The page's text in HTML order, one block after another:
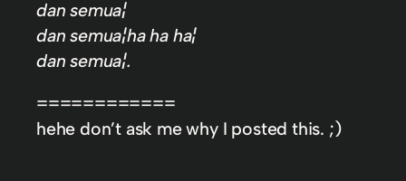
dan semua¦
dan semua¦ha ha ha¦
dan semua¦.
============
hehe don’t ask me why I posted this. ;)